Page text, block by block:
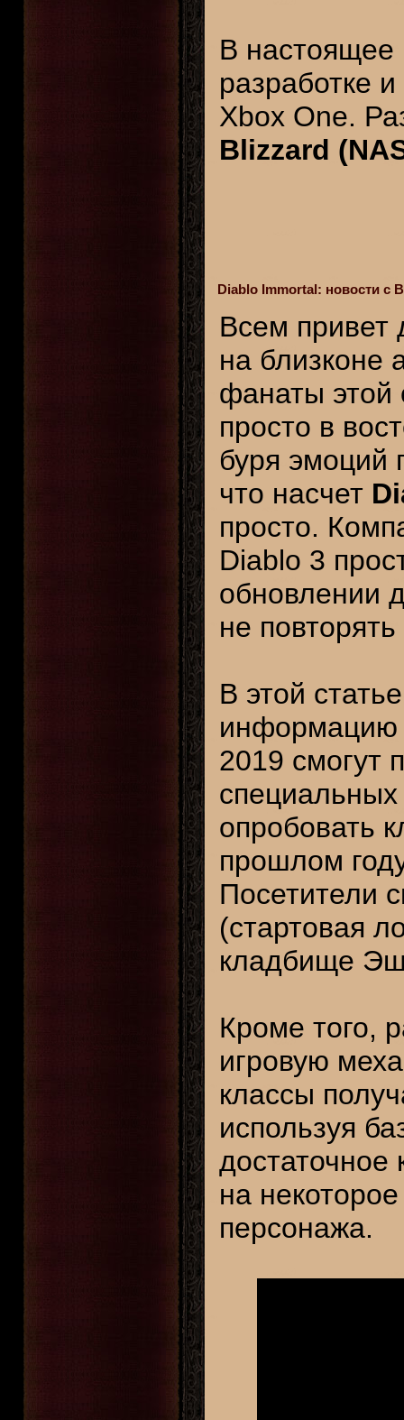
В настоящее
разработке
Xbox One.
Blizzard
Diablo Immortal: новости с
Всем привет
на близконе
фанаты этой
просто в
буря эмоций
что насчет
просто.
Diablo 3
обновлении
не
В этой
информацию
2019 смогут
опробовать
прошлом
Посетители
(стартовая
кладбище
Кроме того,
игровую
классы
используя
достаточное
на
персонажа.